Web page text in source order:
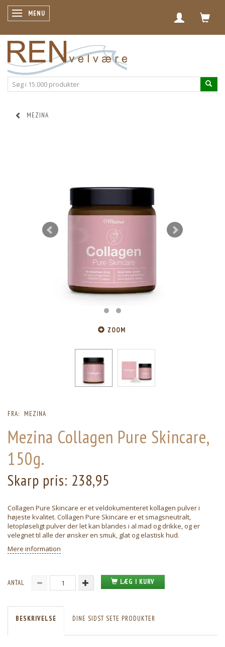
SKIFTE NAVIGATION
MENU
MEZINA
ZOOM
FRA: MEZINA
Mezina Collagen Pure Skincare,
150g.
Skarp pris: 238,95
Collagen Pure Skincare er et veldokumenteret kollagen pulver i
højeste kvalitet. Collagen Pure Skincare er et smagsneutralt,
letopløseligt pulver der let kan blandes i al mad og drikke, og er
velegnet til alle der ønsker en smuk, glat og elastisk hud.
Mere information
ANTAL LÆG I KURV
BESKRIVELSE DINE SIDST SETE PRODUKTER